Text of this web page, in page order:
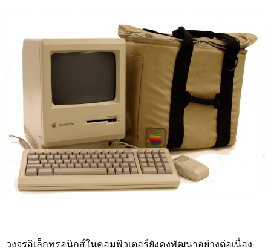
วงจรอิเล็กทรอนิกส์ในคอมพิวเตอร์ยังคงพัฒนาอย่างต่อเนื่อง